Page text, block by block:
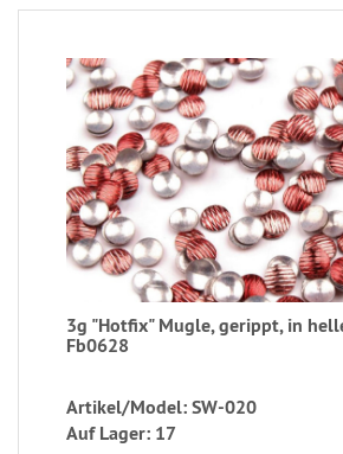
3g "Hotfix" Mugle, gerippt, in
Fb0628
Artikel/Model: SW-020
Auf Lager: 17